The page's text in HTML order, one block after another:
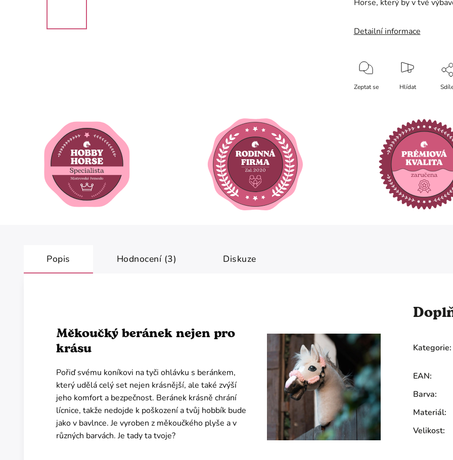
Horse, který by v tvé
Detailní informace
Zeptat se Hlídat
Popis Hodnocení (3) Diskuze
Měkoučký beránek nejen pro
krásu
Pořiď svému koníkovi na tyči ohlávku s beránkem,
který udělá celý set nejen krásnější, ale také zvýší
jeho komfort a bezpečnost. Beránek krásně chrání
lícnice, takže nedojde k poškození a tvůj hobbík bude
jako v bavlnce. Je vyroben z měkoučkého plyše a v
různých barvách. Je tady ta tvoje?
Kategorie:
EAN:
Barva:
Materiál:
Velikost: